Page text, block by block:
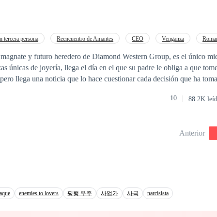
por completo, pues luego de la intensa noche de sexo con la
con una mujer adecuada de su elección. Pasó el tiempo, pero el picante
pintora de lienzos modernos y llamativos, y por lo tanto una
, la llevó a reencontrarsse con el apuestro hombre de ojos esmeralda
estén juntos , habrá muchos obstáculos y
camino de la apasionada pareja.
tercera persona Reencuentro de Amantes CEO Venganza
y futuro heredero de Diamond Western Group, es el único
únicas de joyería, llega el día en el que su padre le obliga a que
llega una noticia que lo hace cuestionar cada decisión que ha
10 88.2K
Anterior
enemies to lovers 평행 우주 사업가 사극 narcisista